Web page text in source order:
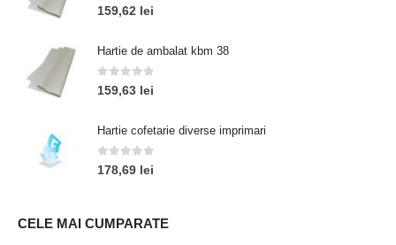
0 out of 5
159,62 lei
Hartie de ambalat kbm 38
0 out of 5
159,63 lei
Hartie cofetarie diverse imprimari
0out of 5
178,69 lei
CELE MAI CUMPARATE